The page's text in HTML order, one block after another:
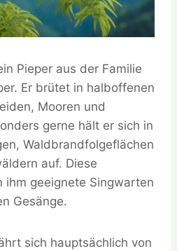
Pieper aus der Familie
Er brütet in halboffenen
Mooren und
gerne hält er sich in
Waldbrandfolgeflächen
auf. Diese
ihm geeignete Singwarten
Gesänge.
sich hauptsächlich von